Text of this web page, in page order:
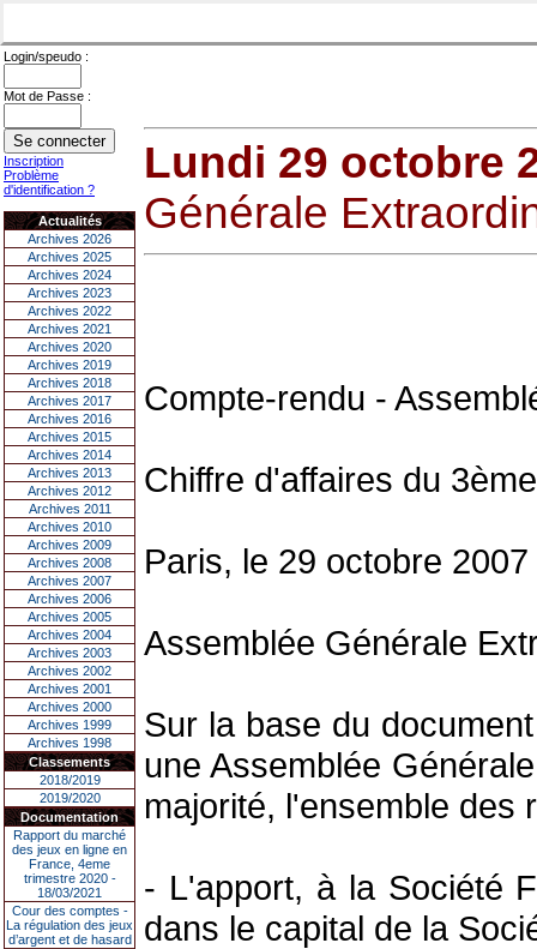
Login/speudo :
Mot de Passe :
Inscription
Problème
d'identification ?
Actualités
Archives 2026
Archives 2025
Archives 2024
Archives 2023
Archives 2022
Archives 2021
Archives 2020
Archives 2019
Archives 2018
Archives 2017
Archives 2016
Archives 2015
Archives 2014
Archives 2013
Archives 2012
Archives 2011
Archives 2010
Archives 2009
Archives 2008
Archives 2007
Archives 2006
Archives 2005
Archives 2004
Archives 2003
Archives 2002
Archives 2001
Archives 2000
Archives 1999
Archives 1998
Classements
2018/2019
2019/2020
Documentation
Rapport du marché
des jeux en ligne en
France, 4eme
trimestre 2020 -
18/03/2021
Cour des comptes -
La régulation des jeux
d’argent et de hasard
Lundi 29 octobre
Générale
Compte-rendu -
Chiffre d'affaires du
Paris, le 29 octobre 2007
Assemblée Générale
Sur la base du
une Assemblée
majorité, l'ensemble des
- L'apport, à la Société
dans le capital de la